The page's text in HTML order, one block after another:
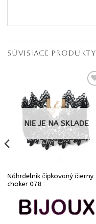
SÚVISIACE PRODUKTY
NIE JE NA SKLADE
Náhrdelník čipkovaný čierny
choker 078